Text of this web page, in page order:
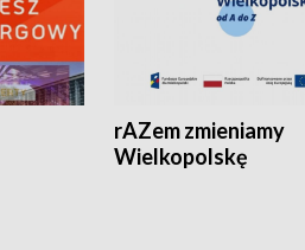
rAZem zmieniamy
Wielkopolskę